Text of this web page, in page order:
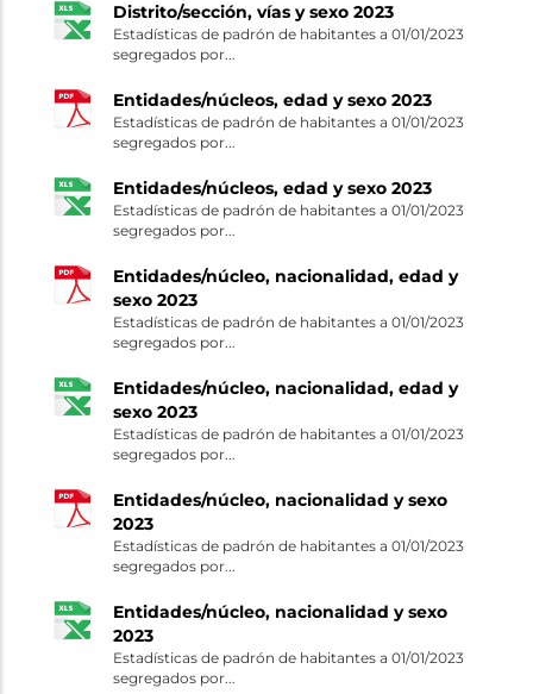
Distrito/sección, vías y sexo 2023
Estadísticas de padrón de habitantes a 01/01/2023
segregados por...
Entidades/núcleos, edad y sexo 2023
Estadísticas de padrón de habitantes a 01/01/2023
segregados por...
Entidades/núcleos, edad y sexo 2023
Estadísticas de padrón de habitantes a 01/01/2023
segregados por...
Entidades/núcleo, nacionalidad, edad y
sexo 2023
Estadísticas de padrón de habitantes a 01/01/2023
segregados por...
Entidades/núcleo, nacionalidad, edad y
sexo 2023
Estadísticas de padrón de habitantes a 01/01/2023
segregados por...
Entidades/núcleo, nacionalidad y sexo
2023
Estadísticas de padrón de habitantes a 01/01/2023
segregados por...
Entidades/núcleo, nacionalidad y sexo
2023
Estadísticas de padrón de habitantes a 01/01/2023
segregados por...